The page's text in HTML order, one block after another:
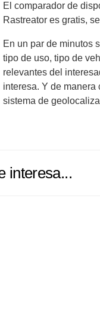
El comparador de
Rastreator es gratis,
En un par de minutos
tipo de uso, tipo de
relevantes del
interesa. Y de manera
sistema de
interesa...